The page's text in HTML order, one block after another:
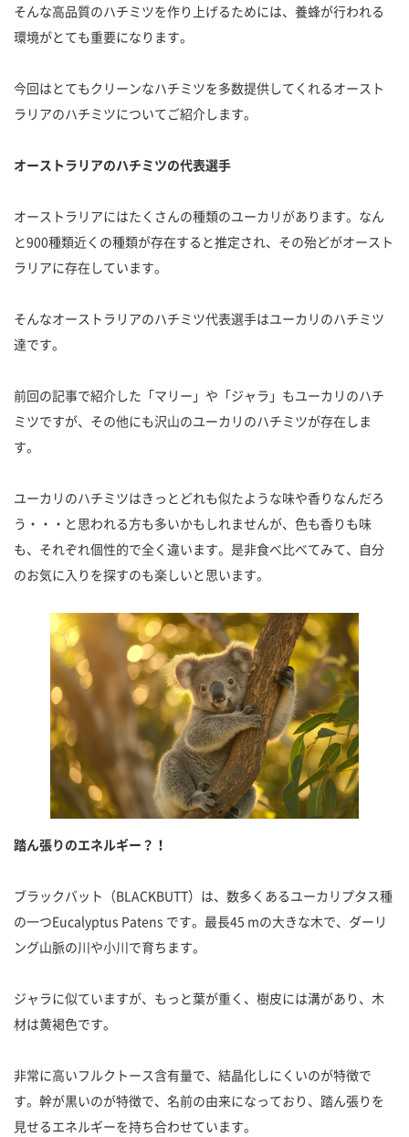
そんな高品質のハチミツを作り上げるためには、養蜂が行われる
環境がとても重要になります。
今回はとてもクリーンなハチミツを多数提供してくれるオースト
ラリアのハチミツについてご紹介します。
オーストラリアのハチミツの代表選手
オーストラリアにはたくさんの種類のユーカリがあります。なん
と900種類近くの種類が存在すると推定され、その殆どがオースト
ラリアに存在しています。
そんなオーストラリアのハチミツ代表選手はユーカリのハチミツ
達です。
前回の記事で紹介した「マリー」や「ジャラ」もユーカリのハチ
ミツですが、その他にも沢山のユーカリのハチミツが存在しま
す。
ユーカリのハチミツはきっとどれも似たような味や香りなんだろ
う・・・と思われる方も多いかもしれませんが、色も香りも味
も、それぞれ個性的で全く違います。是非食べ比べてみて、自分
のお気に入りを探すのも楽しいと思います。
踏ん張りのエネルギー？！
ブラックバット（BLACKBUTT）は、数多くあるユーカリプタス種
の一つEucalyptus Patens です。最長45 mの大きな木で、ダーリ
ング山脈の川や小川で育ちます。
ジャラに似ていますが、もっと葉が重く、樹皮には溝があり、木
材は黄褐色です。
非常に高いフルクトース含有量で、結晶化しにくいのが特徴で
す。幹が黒いのが特徴で、名前の由来になっており、踏ん張りを
見せるエネルギーを持ち合わせています。